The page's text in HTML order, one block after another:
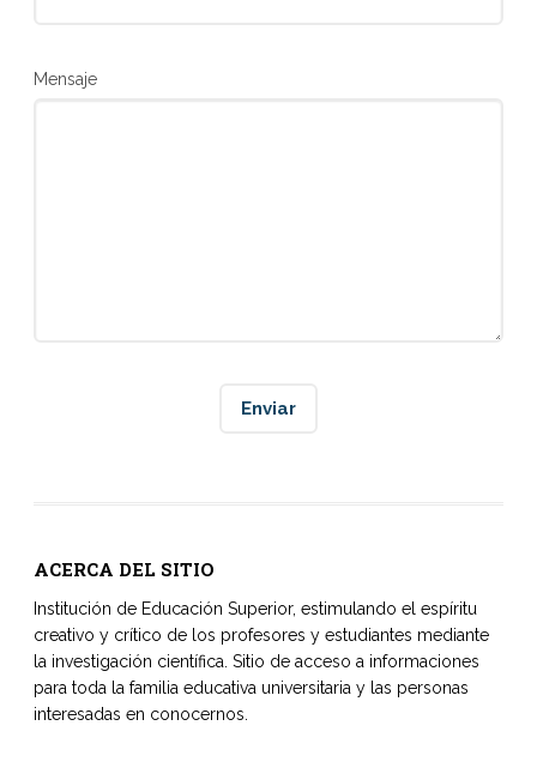
Mensaje
ACERCA DEL SITIO
Institución de Educación Superior, estimulando el espíritu
creativo y crítico de los profesores y estudiantes mediante
la investigación científica. Sitio de acceso a informaciones
para toda la familia educativa universitaria y las personas
interesadas en conocernos.